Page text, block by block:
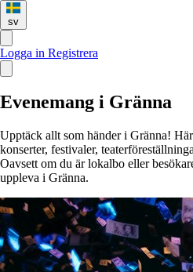
sv
Logga in Registrera
Evenemang i Gränna
Upptäck allt som händer i Gränna!
konserter, festivaler,
Oavsett om du är lokalbo eller
uppleva i Gränna.